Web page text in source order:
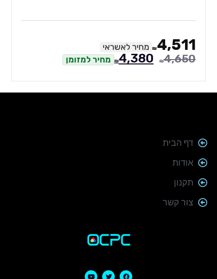
₪4,511 מחיר לאשראי
₪4,650
₪4,380 מחיר למזומן
דף הבית
אודות
תקנון
צור קשר